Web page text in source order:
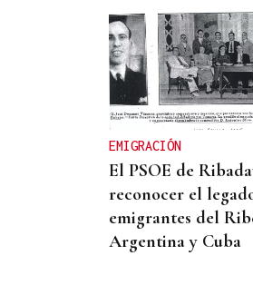
EMIGRACIÓN
El PSOE de
reconocer el
emigrantes del
Argentina y Cuba